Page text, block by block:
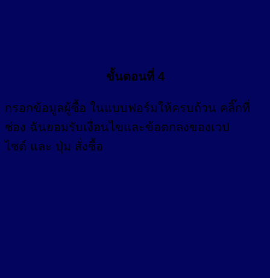
ขั้นตอนที่ 4
กรอกข้อมูลผู้ซื้อ ในแบบฟอร์มให้ครบถ้วน คลิ๊กที่
ช่อง ฉันยอมรับเงื่อนไขและข้อตกลงของเวป
ไซต์ และ ปุ่ม สั่งซื้อ